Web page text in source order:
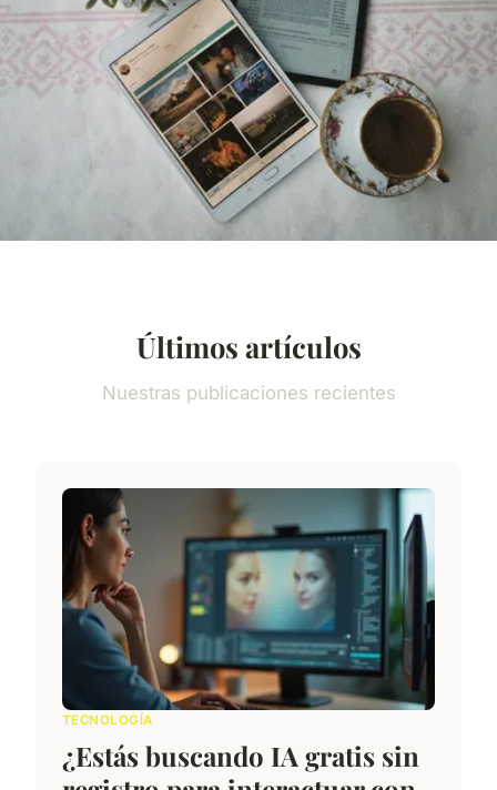
Últimos artículos
Nuestras publicaciones recientes
TECNOLOGÍA
¿Estás buscando IA gratis sin